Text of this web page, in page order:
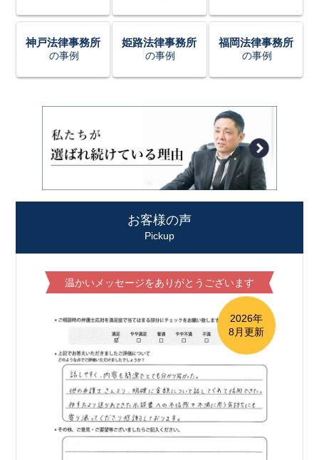
神戸法律事務所
の事例
姫路法律事務所
の事例
福岡法律事務所
の事例
お客様の声
Pickup
温かいメッセージをありがとうございます
2026年
8月更新